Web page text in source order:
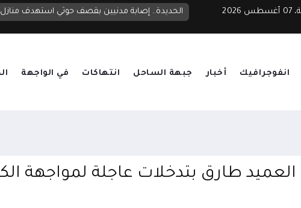
الجمعة، 07 أغسطس 2026
المواطنين الحديدة.. إصابة مدنيين بقصف حوثي استهدف
انفوجرافيك أخبار جبهة الساحل انتهاكات في الواجهة
طارق بتدخلات عاجلة لمواجهة